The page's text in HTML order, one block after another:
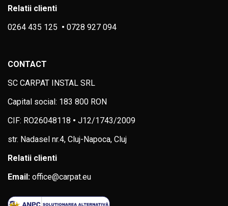
Relatii clienti
0264 435 125 • 0728 927 094
CONTACT
SC CARPAT INSTAL SRL
Capital social: 183 800 RON
CIF: RO26048118 • J12/1743/2009
str. Nadasel nr.4, Cluj-Napoca, Cluj
Relatii clienti
Email: office@carpat.eu